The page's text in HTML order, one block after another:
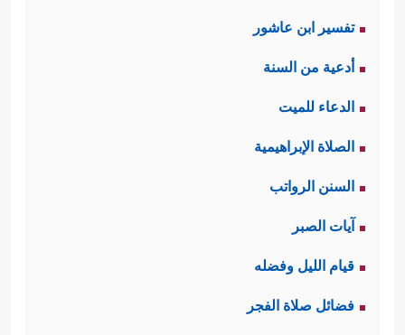
تفسير ابن عاشور
أدعية من السنة
الدعاء للميت
الصلاة الإبراهيمية
السنن الرواتب
آيات الصبر
قيام الليل وفضله
فضائل صلاة الفجر